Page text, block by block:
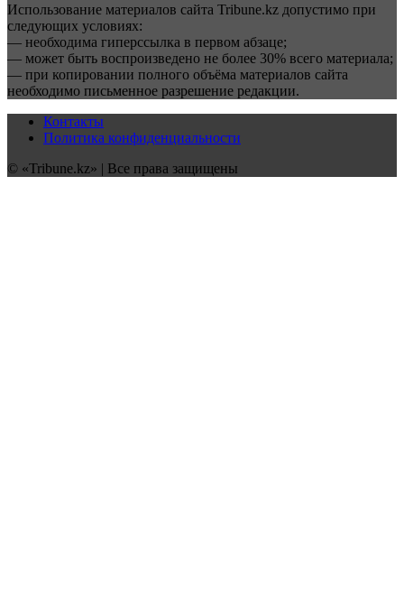
Использование материалов сайта Tribune.kz допустимо при
следующих условиях:
— необходима гиперссылка в первом абзаце;
— может быть воспроизведено не более 30% всего материала;
— при копировании полного объёма материалов сайта
необходимо письменное разрешение редакции.
Контакты
Политика конфиденциальности
© «Tribune.kz» | Все права защищены